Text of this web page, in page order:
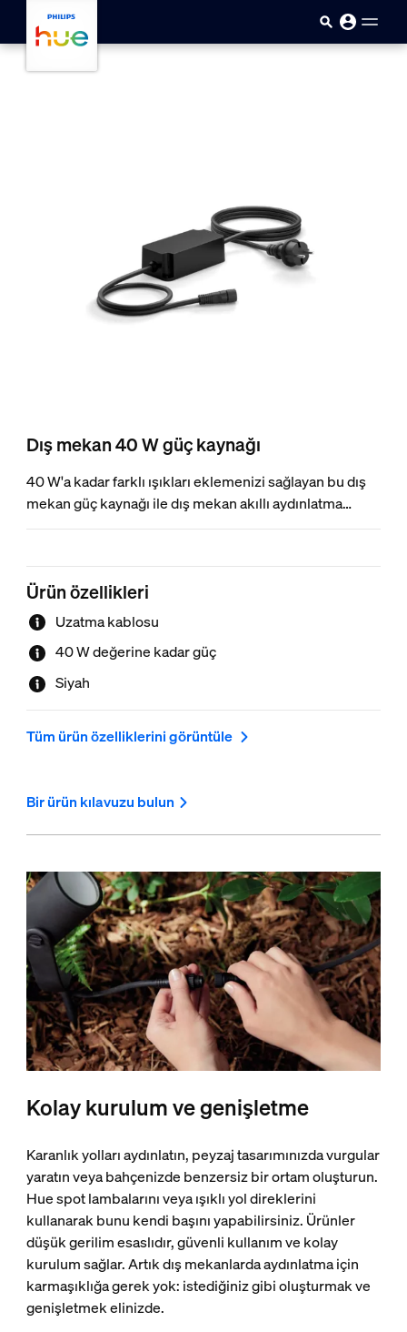
Dış mekan 40 W güç kaynağı
40 W'a kadar farklı ışıkları eklemenizi sağlayan bu dış
mekan güç kaynağı ile dış mekan akıllı aydınlatma
sisteminizi kolayca başlatın. Düşük gerilime sahip
35 metre kablo bağlayın ve güç kaynağının 40 W eşik
değerine ulaşmak üzere her armatürün watt gücünü
ekleyin.
Ürün özellikleri
Uzatma kablosu
40 W değerine kadar güç
Siyah
Tüm ürün özelliklerini görüntüle
Bir ürün kılavuzu bulun
Kolay kurulum ve genişletme
Karanlık yolları aydınlatın, peyzaj tasarımınızda vurgular
yaratın veya bahçenizde benzersiz bir ortam oluşturun.
Hue spot lambalarını veya ışıklı yol direklerini
kullanarak bunu kendi başını yapabilirsiniz. Ürünler
düşük gerilim esaslıdır, güvenli kullanım ve kolay
kurulum sağlar. Artık dış mekanlarda aydınlatma için
karmaşıklığa gerek yok: istediğiniz gibi oluşturmak ve
genişletmek elinizde.